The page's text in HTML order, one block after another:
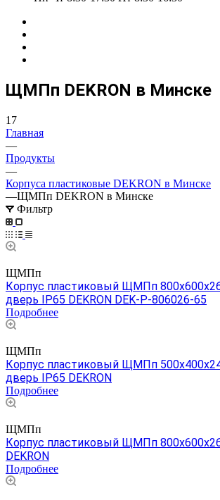
ЩМПп DEKRON в Минске
17
Главная
—
Продукты
—
Корпуса пластиковые DEKRON в Минске
—ЩМПп DEKRON в Минске
Фильтр
ЩМПп
Корпус пластиковый ЩМПп
дверь IP65 DEKRON DEK-P-806026-65
Подробнее
ЩМПп
Корпус пластиковый ЩМПп
дверь IP65 DEKRON
Подробнее
ЩМПп
Корпус пластиковый ЩМПп
DEKRON
Подробнее